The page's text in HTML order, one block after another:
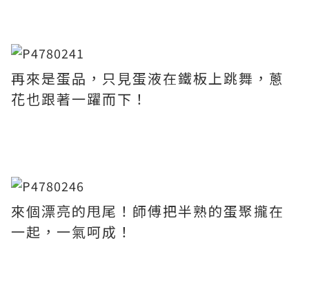
再來是蛋品，只見蛋液在鐵板上跳舞，蔥
花也跟著一躍而下！
來個漂亮的甩尾！師傅把半熟的蛋聚攏在
一起，一氣呵成！